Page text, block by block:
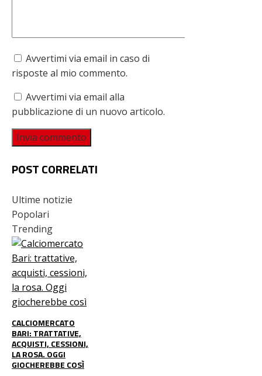
Avvertimi via email in caso di
risposte al mio commento.
Avvertimi via email alla
pubblicazione di un nuovo articolo.
POST CORRELATI
Ultime notizie
Popolari
Trending
CALCIOMERCATO
BARI: TRATTATIVE,
ACQUISTI, CESSIONI,
LA ROSA. OGGI
GIOCHEREBBE COSÌ